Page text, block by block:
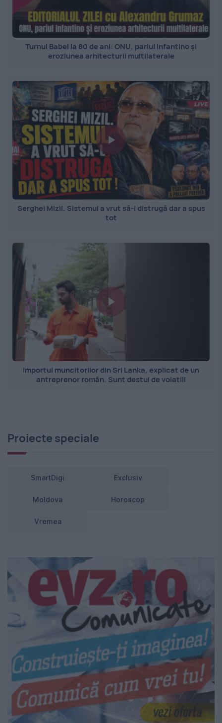
Turnul Babel la 80 de ani: ONU, pariul Infantino și
eroziunea arhitecturii multilaterale
Serghei Mizil. Sistemul a vrut să-l distrugă dar a spus
tot
Importul muncitorilor din Sri Lanka, explicat de un
antreprenor român. Sunt destul de volatili
Proiecte speciale
SmartDigi Exclusiv
Moldova Horoscop
Vremea